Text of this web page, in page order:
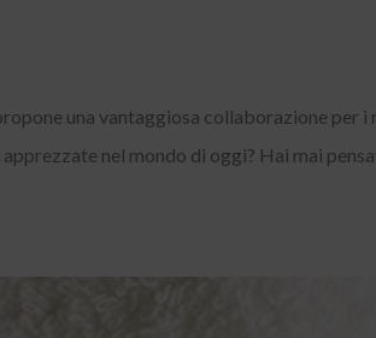
una vantaggiosa collaborazione per
nel mondo di oggi? Hai mai